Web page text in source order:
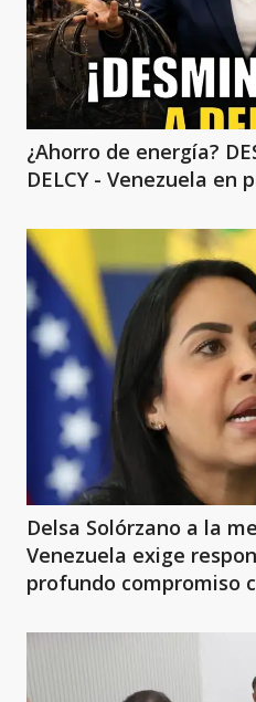
¿Ahorro de energía?
DELCY - Venezuela en
Delsa Solórzano a la
Venezuela exige
profundo compromiso